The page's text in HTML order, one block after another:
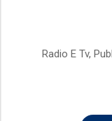
Radio E Tv,